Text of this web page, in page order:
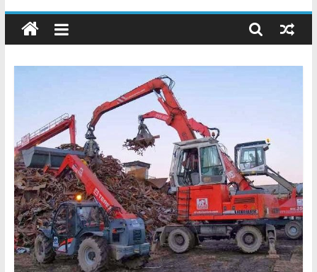
Chatarreros
–
Precio
de
Chatarra
Directorio
de
Chatarreros
para